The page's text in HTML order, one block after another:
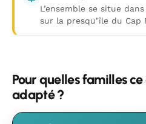
L’ensemble se situe
sur la presqu’île du Cap
Pour quelles familles
adapté ?